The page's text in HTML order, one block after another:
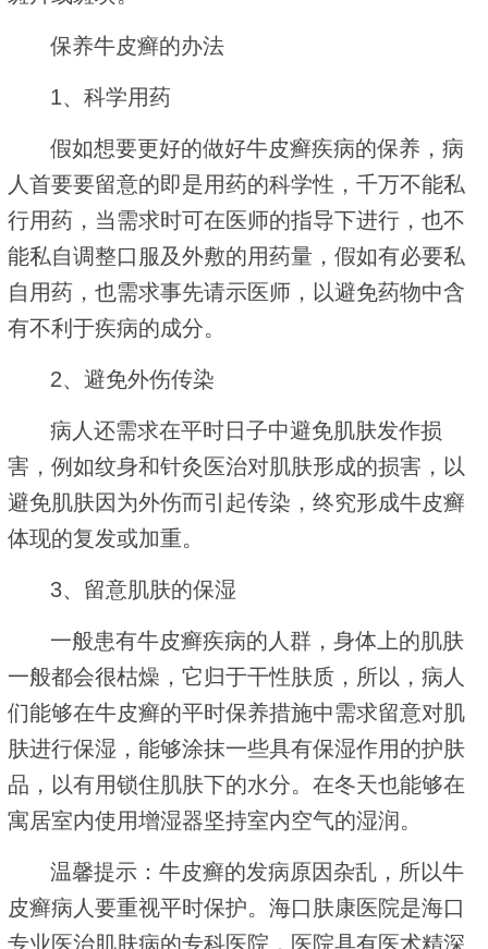
保养牛皮癣的办法
1、科学用药
假如想要更好的做好牛皮癣疾病的保养，病
人首要要留意的即是用药的科学性，千万不能私
行用药，当需求时可在医师的指导下进行，也不
能私自调整口服及外敷的用药量，假如有必要私
自用药，也需求事先请示医师，以避免药物中含
有不利于疾病的成分。
2、避免外伤传染
病人还需求在平时日子中避免肌肤发作损
害，例如纹身和针灸医治对肌肤形成的损害，以
避免肌肤因为外伤而引起传染，终究形成牛皮癣
体现的复发或加重。
3、留意肌肤的保湿
一般患有牛皮癣疾病的人群，身体上的肌肤
一般都会很枯燥，它归于干性肤质，所以，病人
们能够在牛皮癣的平时保养措施中需求留意对肌
肤进行保湿，能够涂抹一些具有保湿作用的护肤
品，以有用锁住肌肤下的水分。在冬天也能够在
寓居室内使用增湿器坚持室内空气的湿润。
温馨提示：牛皮癣的发病原因杂乱，所以牛
皮癣病人要重视平时保护。海口肤康医院是海口
专业医治肌肤病的专科医院，医院具有医术精深